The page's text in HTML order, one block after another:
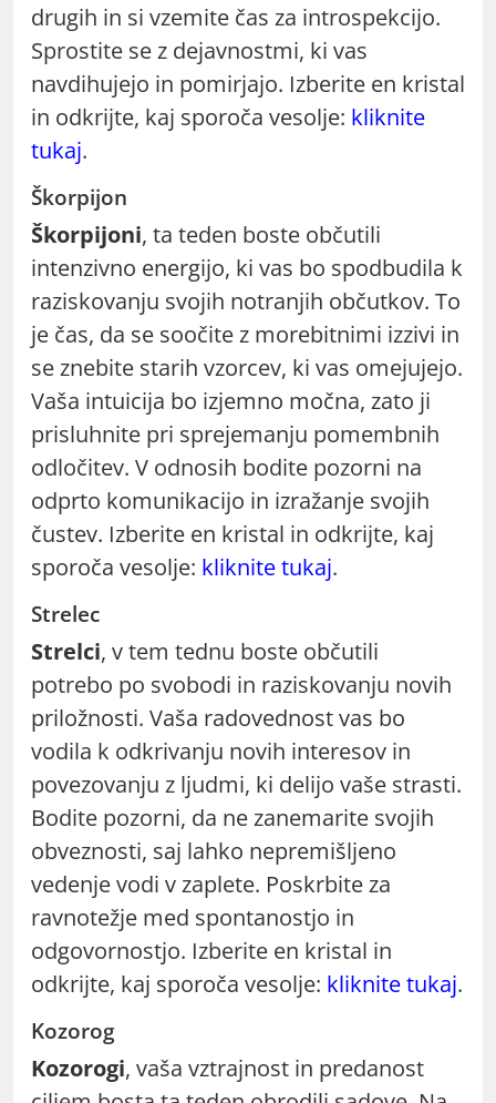
drugih in si vzemite čas za introspekcijo.
Sprostite se z dejavnostmi, ki vas
navdihujejo in pomirjajo. Izberite en kristal
in odkrijte, kaj sporoča vesolje: kliknite
tukaj.
Škorpijon
Škorpijoni, ta teden boste občutili
intenzivno energijo, ki vas bo spodbudila k
raziskovanju svojih notranjih občutkov. To
je čas, da se soočite z morebitnimi izzivi in
se znebite starih vzorcev, ki vas omejujejo.
Vaša intuicija bo izjemno močna, zato ji
prisluhnite pri sprejemanju pomembnih
odločitev. V odnosih bodite pozorni na
odprto komunikacijo in izražanje svojih
čustev. Izberite en kristal in odkrijte, kaj
sporoča vesolje: kliknite tukaj.
Strelec
Strelci, v tem tednu boste občutili
potrebo po svobodi in raziskovanju novih
priložnosti. Vaša radovednost vas bo
vodila k odkrivanju novih interesov in
povezovanju z ljudmi, ki delijo vaše strasti.
Bodite pozorni, da ne zanemarite svojih
obveznosti, saj lahko nepremišljeno
vedenje vodi v zaplete. Poskrbite za
ravnotežje med spontanostjo in
odgovornostjo. Izberite en kristal in
odkrijte, kaj sporoča vesolje: kliknite tukaj.
Kozorog
Kozorogi, vaša vztrajnost in predanost